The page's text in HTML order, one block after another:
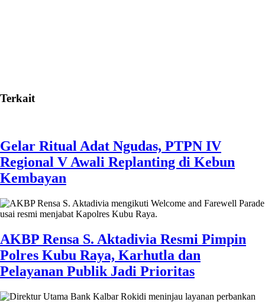
Terkait
Gelar Ritual Adat Ngudas, PTPN IV
Regional V Awali Replanting di Kebun
Kembayan
AKBP Rensa S. Aktadivia Resmi Pimpin
Polres Kubu Raya, Karhutla dan
Pelayanan Publik Jadi Prioritas